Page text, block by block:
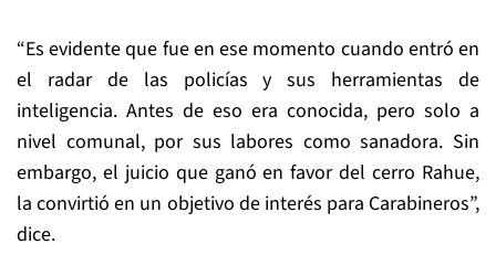
“Es evidente que fue en ese momento cuando entró en
el radar de las policías y sus herramientas de
inteligencia. Antes de eso era conocida, pero solo a
nivel comunal, por sus labores como sanadora. Sin
embargo, el juicio que ganó en favor del cerro Rahue,
la convirtió en un objetivo de interés para Carabineros”,
dice.